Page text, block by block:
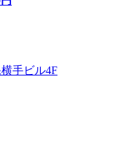
手ビル4F